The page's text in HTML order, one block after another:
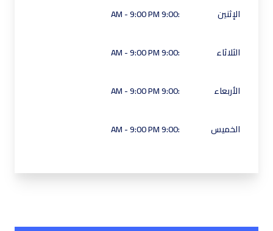
الإثنين :
9:00 AM - 9:00 PM
الثلاثاء :
9:00 AM - 9:00 PM
الأربعاء :
9:00 AM - 9:00 PM
الخميس :
9:00 AM - 9:00 PM